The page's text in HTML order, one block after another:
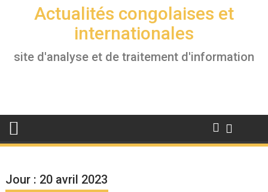
Actualités congolaises et
internationales
site d'analyse et de traitement d'information
Jour : 20 avril 2023